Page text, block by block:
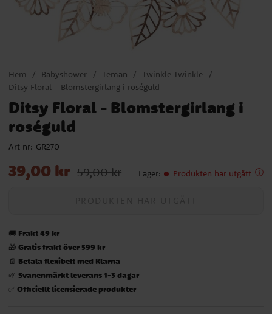
Hem Babyshower Teman
Twinkle Twinkle
Ditsy Floral - Blomstergirlang i roséguld
Ditsy Floral - Blomstergirlang i
roséguld
Art nr: GR270
Nuvarande pris
39,00 kr 59,00 kr Lager: Produkten har utgått
🚚 Frakt 49 kr
🎁 Gratis frakt över 599 kr
📄 Betala flexibelt med Klarna
🌱 Svanenmärkt leverans 1-3 dagar
✅ Officiellt licensierade produkter